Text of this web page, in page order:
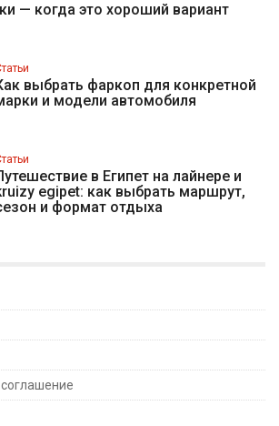
— когда это хороший вариант
выбрать фаркоп для конкретной
и модели автомобиля
в Египет на лайнере и
egipet: как выбрать маршрут,
и формат отдыха